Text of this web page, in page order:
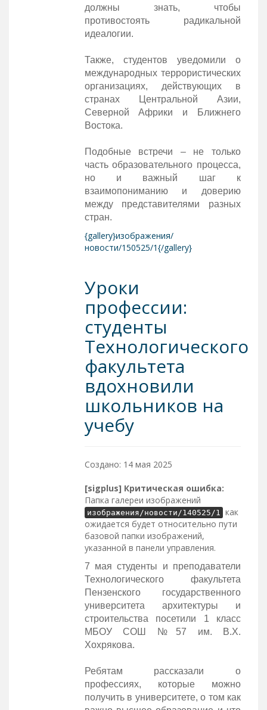
должны знать, чтобы
противостоять радикальной
идеалогии.
Также, студентов уведомили о
международных террористических
организациях, действующих в
странах Центральной Азии,
Северной Африки и Ближнего
Востока.
Подобные встречи – не только
часть образовательного процесса,
но и важный шаг к
взаимопониманию и доверию
между представителями разных
стран.
{gallery}изображения/
новости/150525/1{/gallery}
Уроки
профессии:
студенты
Технологического
факультета
вдохновили
школьников на
учебу
Создано: 14 мая 2025
[sigplus] Критическая ошибка:
Папка галереи изображений
изображения/новости/140525/1 как
ожидается будет относительно пути
базовой папки изображений,
указанной в панели управления.
7 мая студенты и преподаватели
Технологического факультета
Пензенского государственного
университета архитектуры и
строительства посетили 1 класс
МБОУ СОШ №57 им. В.Х.
Хохрякова.
Ребятам рассказали о
профессиях, которые можно
получить в университете, о том как